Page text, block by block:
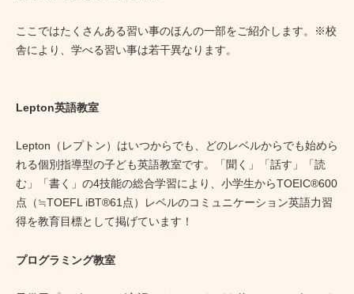
ここではたくさんある習い事のほんの一部をご紹介します。※校
舎により、学べる習い事は若干異なります。
Lepton英語教室
Lepton（レプトン）はいつからでも、どのレベルからでも始めら
れる個別指導型の子ども英語教室です。「聞く」「話す」「読
む」「書く」の4技能の総合学習により、小学生からTOEIC®600
点（≒TOEFL iBT®61点）レベルのコミュニケーション英語力習
得を教育目標として掲げています！
プログラミング教室